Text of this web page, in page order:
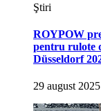
Ştiri
ROYPOW
pentru rulote
Düsseldorf
29 august 2025